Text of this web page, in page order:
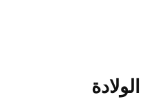
الولادة